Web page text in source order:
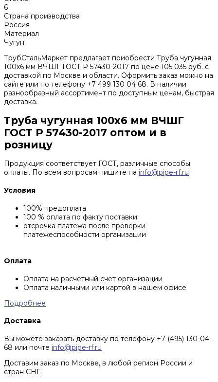
6
Страна производства
Россия
Материал
Чугун
ТрубСтальМаркет предлагает приобрести Труба чугунная
100х6 мм ВЧШГ ГОСТ Р 57430-2017 по цене 105 035 руб. с
доставкой по Москве и области. Оформить заказ можно на
сайте или по телефону +7 499 130 04 68. В наличии
разнообразный ассортимент по доступным ценам, быстрая
доставка.
Труба чугунная 100х6 мм ВЧШГ
ГОСТ Р 57430-2017 оптом и в
розницу
Продукция соответствует ГОСТ, различные способы
оплаты. По всем вопросам пишите на info@pipe-rf.ru
Условия
100% предоплата
100 % оплата по факту поставки
отсрочка платежа после проверки
платежеспособности организации
Оплата
Оплата на расчетный счет организации
Оплата наличными или картой в нашем офисе
Подробнее
Доставка
Вы можете заказать доставку по телефону +7 (495) 130-04-
68 или почте info@pipe-rf.ru
Доставим заказ по Москве, в любой регион России и
стран СНГ.